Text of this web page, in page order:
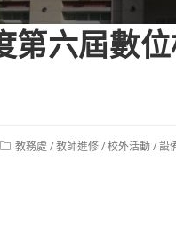
第六屆數
Post教務處 /教師進修/校外活動/設